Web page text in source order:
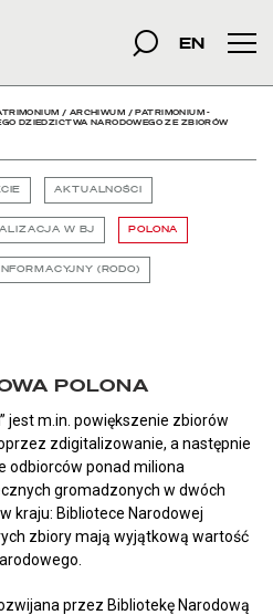
szukana fraza
Szukaj
EN
/ ARCHIWUM /PATRIMONIUM -
DZIEDZICTWA NARODOWEGO ZE ZBIORÓW
AKTUALNOŚCI
W BJ POLONA
(RODO)
POLONA
jest m.in. powiększenie zbiorów
zdigitalizowanie, a następnie
odbiorców ponad miliona
gromadzonych w dwóch
kraju: Bibliotece Narodowej
zbiory mają wyjątkową wartość
przez Bibliotekę Narodową